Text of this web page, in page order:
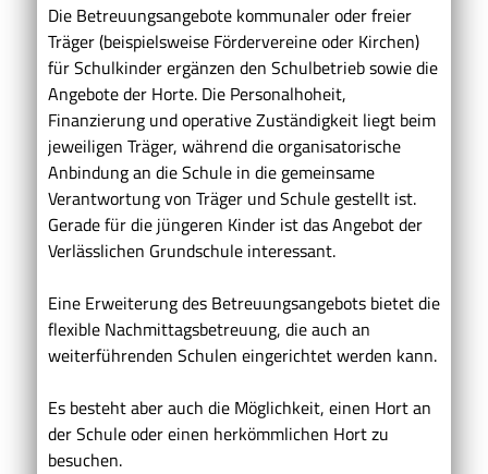
Die Betreuungsangebote kommunaler oder freier
Träger (beispielsweise Fördervereine oder Kirchen)
für Schulkinder ergänzen den Schulbetrieb sowie die
Angebote der Horte. Die Personalhoheit,
Finanzierung und operative Zuständigkeit liegt beim
jeweiligen Träger, während die organisatorische
Anbindung an die Schule in die gemeinsame
Verantwortung von Träger und Schule gestellt ist.
Gerade für die jüngeren Kinder ist das Angebot der
Verlässlichen Grundschule interessant.
Eine Erweiterung des Betreuungsangebots bietet die
flexible Nachmittagsbetreuung, die auch an
weiterführenden Schulen eingerichtet werden kann.
Es besteht aber auch die Möglichkeit, einen Hort an
der Schule oder einen herkömmlichen Hort zu
besuchen.